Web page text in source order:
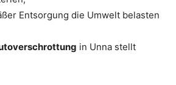
Entsorgung die Umwelt belasten
in Unna stellt